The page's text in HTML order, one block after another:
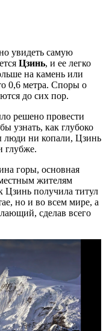
увидеть самую
Цзинь, и ее легко
на камень или
0,6 метра. Споры о
до сих пор.
решено провести
узнать, как глубоко
люди ни копали, Цзинь
глубже.
горы, основная
жителям
Цзинь получила титул
но и во всем мире, а
сделав всего